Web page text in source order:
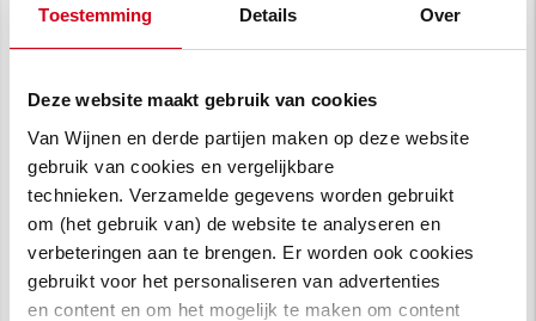
Toestemming Details Over
Deze website maakt gebruik van cookies
Van Wijnen en derde partijen maken op deze website
gebruik van cookies en vergelijkbare
technieken. Verzamelde gegevens worden gebruikt
om (het gebruik van) de website te analyseren en
verbeteringen aan te brengen. Er worden ook cookies
gebruikt voor het personaliseren van advertenties
en content en om het mogelijk te maken om content